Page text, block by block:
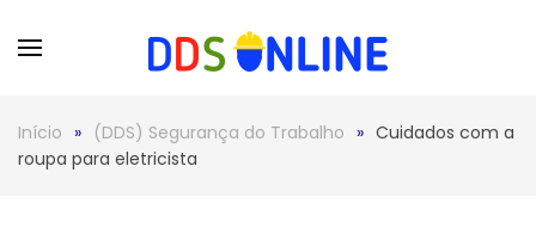
Skip to main content
Início (DDS) Segurança do Trabalho
Cuidados com a
roupa para eletricista